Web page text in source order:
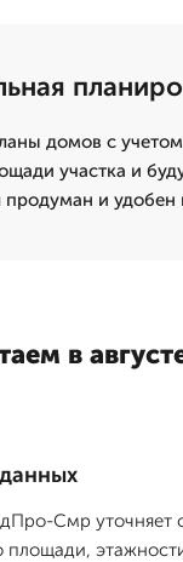
домов с
участка и
и удобен
в
Смр уточняет